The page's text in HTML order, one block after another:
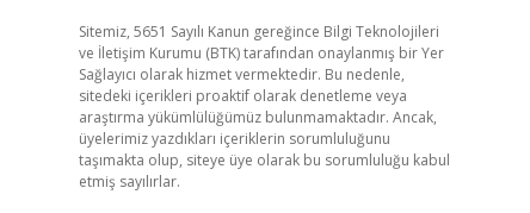
Sitemiz, 5651 Sayılı Kanun gereğince Bilgi Teknolojileri
ve İletişim Kurumu (BTK) tarafından onaylanmış bir Yer
Sağlayıcı olarak hizmet vermektedir. Bu nedenle,
sitedeki içerikleri proaktif olarak denetleme veya
araştırma yükümlülüğümüz bulunmamaktadır. Ancak,
üyelerimiz yazdıkları içeriklerin sorumluluğunu
taşımakta olup, siteye üye olarak bu sorumluluğu kabul
etmiş sayılırlar.